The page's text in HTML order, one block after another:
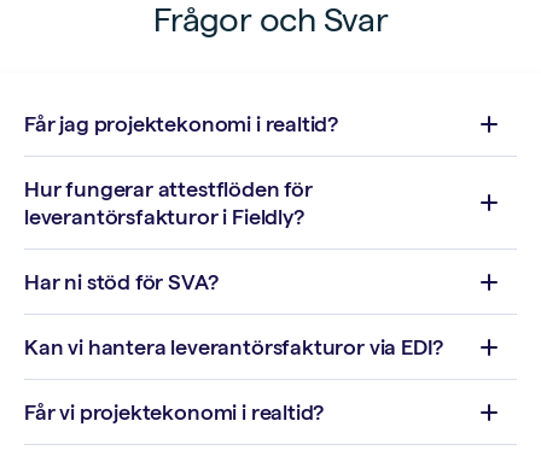
Frågor och Svar
Får jag projektekonomi i realtid?
Hur fungerar attestflöden för
leverantörsfakturor i Fieldly?
Har ni stöd för SVA?
Kan vi hantera leverantörsfakturor via EDI?
Får vi projektekonomi i realtid?